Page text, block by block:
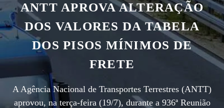
ANTT APROVA ALTERAÇÃO
DOS VALORES DA TABELA
DOS PISOS MÍNIMOS DE
FRETE
A Agência Nacional de Transportes Terrestres (ANTT)
aprovou, na terça-feira (19/7), durante a 936ª Reunião